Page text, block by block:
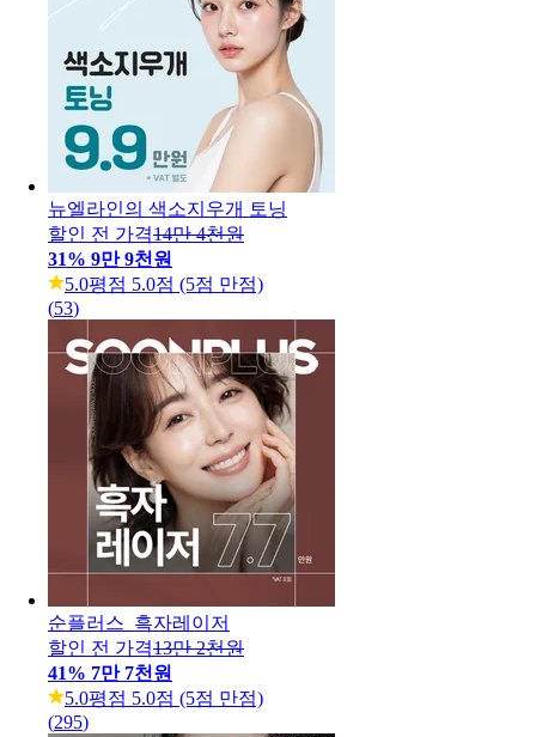
뉴엘라인의 색소지우개 토닝
할인 전 가격14만 4천원
31% 9만 9천원
5.0평점 5.0점 (5점 만점)
(53)
순플러스_흑자레이저
할인 전 가격13만 2천원
41% 7만 7천원
5.0평점 5.0점 (5점 만점)
(295)